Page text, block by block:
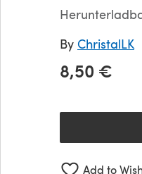
By ChristalLK
8,50 €
Add to